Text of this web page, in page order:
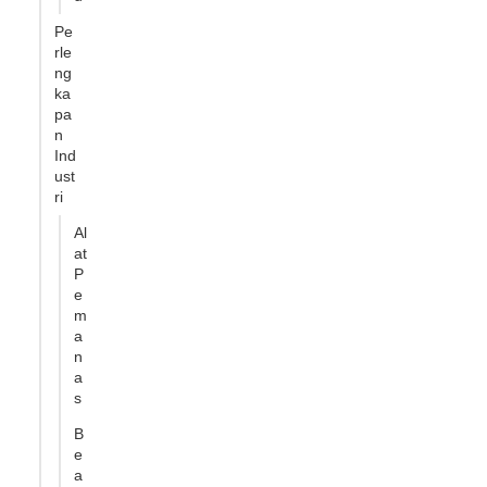
Pe
rle
ng
ka
pa
n
Ind
ust
ri
Al
at
P
e
m
a
n
a
s
B
e
a